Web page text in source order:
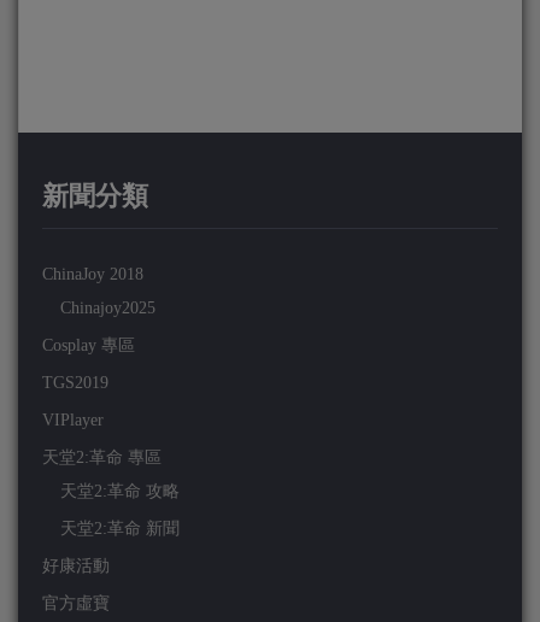
新聞分類
ChinaJoy 2018
Chinajoy2025
Cosplay 專區
TGS2019
VIPlayer
天堂2:革命 專區
天堂2:革命 攻略
天堂2:革命 新聞
好康活動
官方虛寶